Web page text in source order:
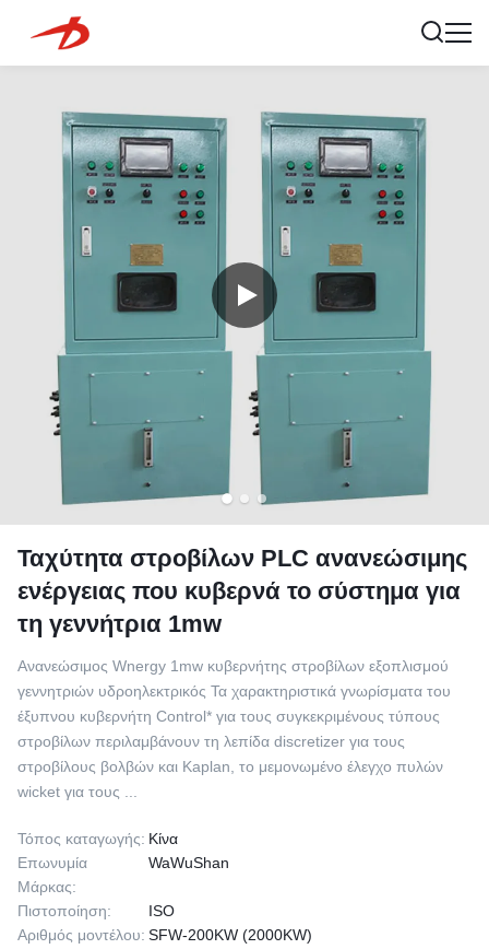
Ταχύτητα στροβίλων PLC ανανεώσιμης
ενέργειας που κυβερνά το σύστημα για
τη γεννήτρια 1mw
Ανανεώσιμος Wnergy 1mw κυβερνήτης στροβίλων εξοπλισμού
γεννητριών υδροηλεκτρικός Τα χαρακτηριστικά γνωρίσματα του
έξυπνου κυβερνήτη Control* για τους συγκεκριμένους τύπους
στροβίλων περιλαμβάνουν τη λεπίδα discretizer για τους
στροβίλους βολβών και Kaplan, το μεμονωμένο έλεγχο πυλών
wicket για τους ...
Τόπος καταγωγής: Κίνα
Επωνυμία
Μάρκας:
WaWuShan
Πιστοποίηση:
ISO
Αριθμός μοντέλου: SFW-200KW (2000KW)